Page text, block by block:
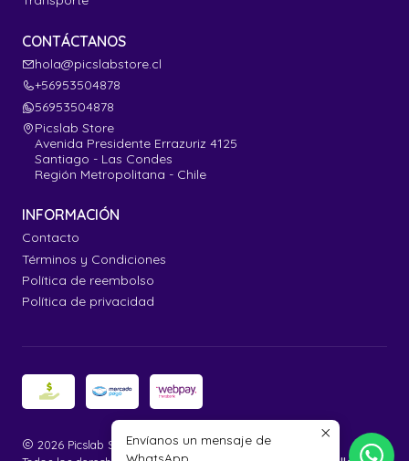
CONTÁCTANOS
hola@picslabstore.cl
+56953504878
56953504878
Picslab Store
Avenida Presidente Errazuriz 4125
Santiago - Las Condes
Región Metropolitana - Chile
INFORMACIÓN
Contacto
Términos y Condiciones
Política de reembolso
Política de privacidad
2026 Picslab Store.Envíanos un mensaje de
WhatsApp